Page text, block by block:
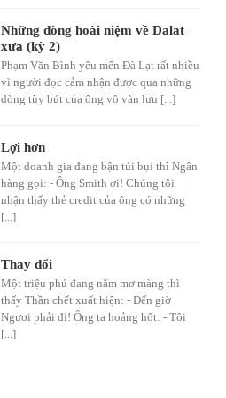
Những dòng hoài niệm về Dalat
xưa (kỳ 2)
Phạm Văn Bình yêu mến Đà Lạt rất nhiều
vì người đọc cảm nhận được qua những
dòng tùy bút của ông vô vàn lưu [...]
Lợi hơn
Một doanh gia đang bận túi bụi thì Ngân
hàng gọi: - Ông Smith ơi! Chúng tôi
nhận thấy thẻ credit của ông có những
[...]
Thay đổi
Một triệu phú đang nằm mơ màng thì
thấy Thần chết xuất hiện: - Đến giờ
Ngươi phải đi! Ông ta hoảng hốt: - Tôi
[...]